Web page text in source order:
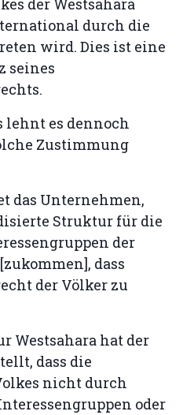
der Westsahara
durch die
wird. Dies ist eine
seines
lehnt es dennoch
Zustimmung
das Unternehmen,
Struktur für die
der
dass
der Völker zu
Westsahara hat der
dass die
nicht durch
oder